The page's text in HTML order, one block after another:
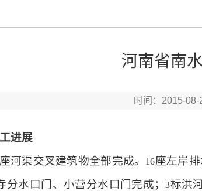
河南省南
时间：
进展
座河渠交叉建筑物全部完成。 16座左岸
分水口门、小营分水口门完成；3标洪